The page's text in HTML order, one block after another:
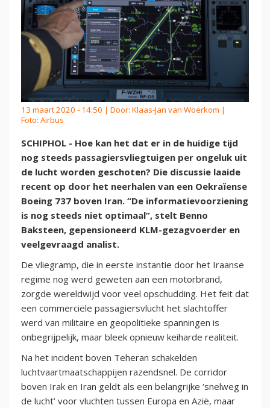
13 maart 2020 - 14:50 | Door: Klaas-Jan van Woerkom |
Foto: Airbus
SCHIPHOL - Hoe kan het dat er in de huidige tijd
nog steeds passagiersvliegtuigen per ongeluk uit
de lucht worden geschoten? Die discussie laaide
recent op door het neerhalen van een Oekraïense
Boeing 737 boven Iran. “De informatievoorziening
is nog steeds niet optimaal”, stelt Benno
Baksteen, gepensioneerd KLM-gezagvoerder en
veelgevraagd analist.
De vliegramp, die in eerste instantie door het Iraanse
regime nog werd geweten aan een motorbrand,
zorgde wereldwijd voor veel opschudding. Het feit dat
een commerciële passagiersvlucht het slachtoffer
werd van militaire en geopolitieke spanningen is
onbegrijpelijk, maar bleek opnieuw keiharde realiteit.
Na het incident boven Teheran schakelden
luchtvaartmaatschappijen razendsnel. De corridor
boven Irak en Iran geldt als een belangrijke ‘snelweg in
de lucht’ voor vluchten tussen Europa en Azië, maar